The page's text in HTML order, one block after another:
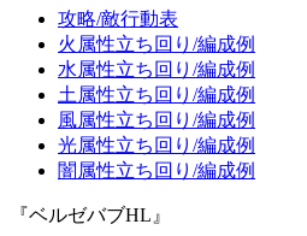
攻略/敵行動表
火属性立ち回り/編成例
水属性立ち回り/編成例
土属性立ち回り/編成例
風属性立ち回り/編成例
光属性立ち回り/編成例
闇属性立ち回り/編成例
『ベルゼバブHL』